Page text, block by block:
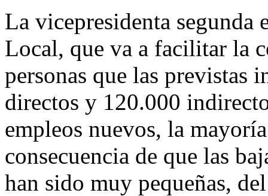
La vicepresidenta segunda
Local, que va a facilitar la
personas que las previstas
directos y 120.000
empleos nuevos, la
consecuencia de que las
han sido muy pequeñas,